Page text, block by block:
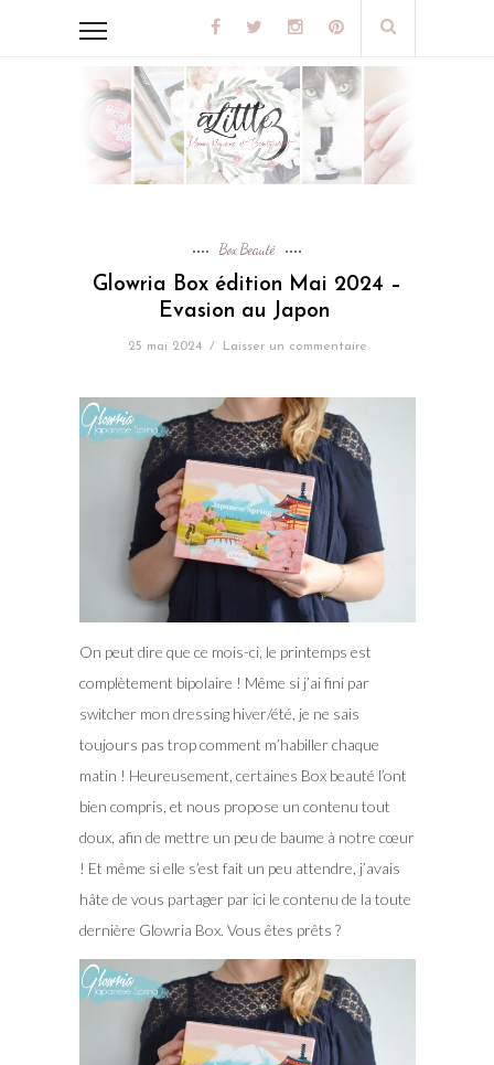
Box Beauté
Glowria Box édition Mai 2024 –
Evasion au Japon
25 mai 2024 / Laisser un commentaire
On peut dire que ce mois-ci, le printemps est
complètement bipolaire ! Même si j’ai fini par
switcher mon dressing hiver/été, je ne sais
toujours pas trop comment m’habiller chaque
matin ! Heureusement, certaines Box beauté l’ont
bien compris, et nous propose un contenu tout
doux, afin de mettre un peu de baume à notre cœur
! Et même si elle s’est fait un peu attendre, j’avais
hâte de vous partager par ici le contenu de la toute
dernière Glowria Box. Vous êtes prêts ?